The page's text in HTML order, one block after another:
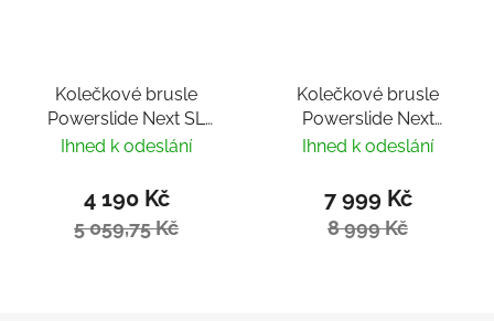
Kolečkové brusle
Powerslide Next SL
Black 110
Ihned k odeslání
4 190 Kč
5 059,75 Kč
Kolečkové brusle
Powerslide Next
Combat White 110
Ihned k odeslání
7 999 Kč
8 999 Kč